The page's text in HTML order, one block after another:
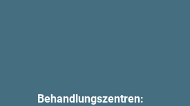
Behandlungszentren: